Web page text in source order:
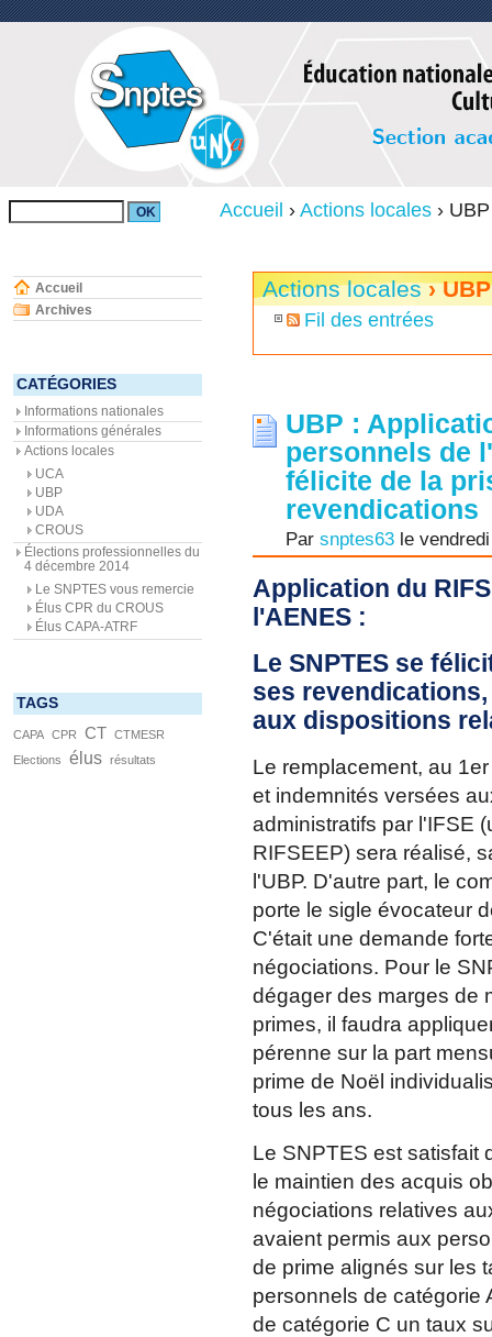
Accueil › Actions locales › UBP
Actions locales› UBP
Fil des entrées
UBP :
personnels de
félicite de la
revendications
Par snptes63 le
Application du
l'AENES :
Le SNPTES se
ses
aux dispositions
Le remplacement, au
et indemnités versées
administratifs par l'IFSE
RIFSEEP) sera réalisé,
l'UBP. D'autre part, le
porte le sigle évocateur
C'était une demande
négociations. Pour le
dégager des marges de
primes, il faudra
pérenne sur la part
prime de Noël
tous les ans.
Le SNPTES est satisfait
le maintien des acquis
négociations relatives
avaient permis aux
de prime alignés sur les
personnels de catégorie
de catégorie C un taux
Accueil
Archives
CATÉGORIES
Informations nationales
Informations générales
Actions locales
UCA
UBP
UDA
CROUS
Élections professionnelles du
4 décembre 2014
Le SNPTES vous remercie
Élus CPR du CROUS
Élus CAPA-ATRF
TAGS
CAPA CPR CT CTMESR
Elections
élus résultats